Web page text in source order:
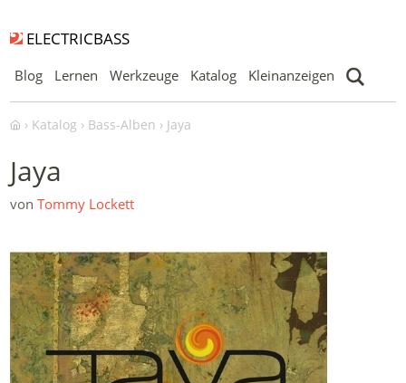
ELECTRICBASS
Blog Lernen Werkzeuge Katalog Kleinanzeigen
Katalog Bass-Alben Jaya
Jaya
vonTommy Lockett